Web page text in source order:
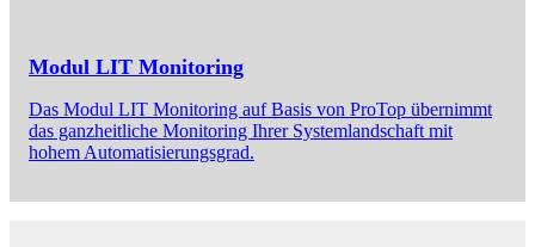
Modul LIT Monitoring
Das Modul LIT Monitoring auf Basis von ProTop übernimmt
das ganzheitliche Monitoring Ihrer Systemlandschaft mit
hohem Automatisierungsgrad.